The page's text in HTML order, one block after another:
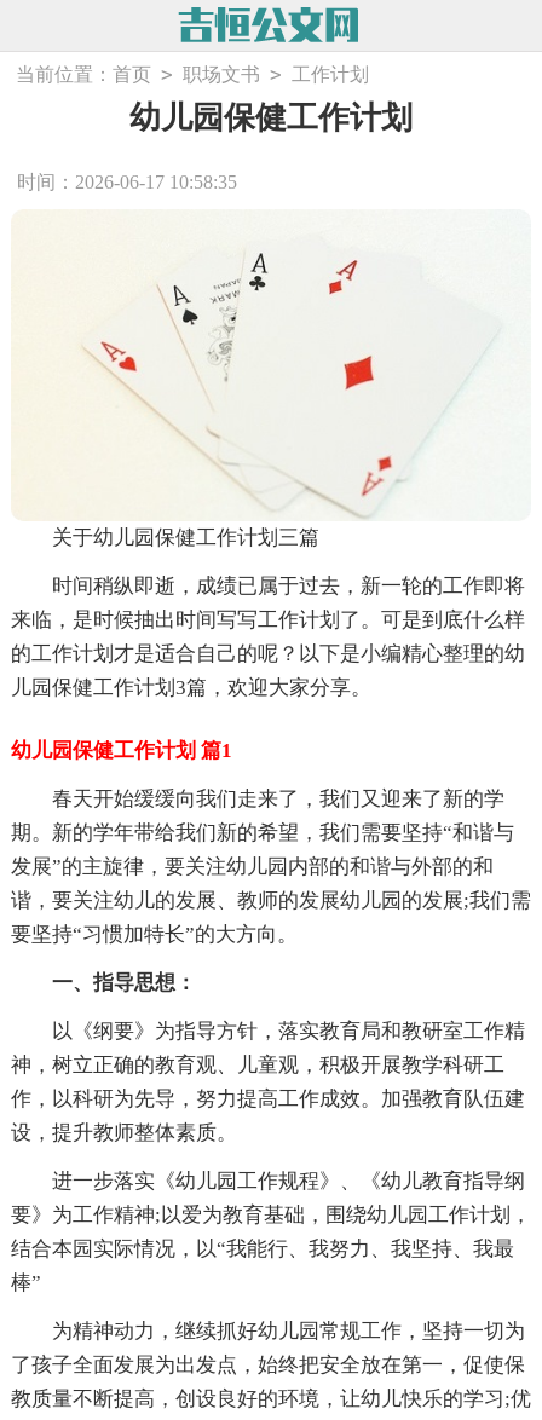
当前位置：首页 > 职场文书 > 工作计划
幼儿园保健工作计划
时间：2026-06-17 10:58:35
关于幼儿园保健工作计划三篇
时间稍纵即逝，成绩已属于过去，新一轮的工作即将
来临，是时候抽出时间写写工作计划了。可是到底什么样
的工作计划才是适合自己的呢？以下是小编精心整理的幼
儿园保健工作计划3篇，欢迎大家分享。
幼儿园保健工作计划 篇1
春天开始缓缓向我们走来了，我们又迎来了新的学
期。新的学年带给我们新的希望，我们需要坚持“和谐与
发展”的主旋律，要关注幼儿园内部的和谐与外部的和
谐，要关注幼儿的发展、教师的发展幼儿园的发展;我们需
要坚持“习惯加特长”的大方向。
一、指导思想：
以《纲要》为指导方针，落实教育局和教研室工作精
神，树立正确的教育观、儿童观，积极开展教学科研工
作，以科研为先导，努力提高工作成效。加强教育队伍建
设，提升教师整体素质。
进一步落实《幼儿园工作规程》、《幼儿教育指导纲
要》为工作精神;以爱为教育基础，围绕幼儿园工作计划，
结合本园实际情况，以“我能行、我努力、我坚持、我最
棒”
为精神动力，继续抓好幼儿园常规工作，坚持一切为
了孩子全面发展为出发点，始终把安全放在第一，促使保
教质量不断提高，创设良好的环境，让幼儿快乐的学习;优